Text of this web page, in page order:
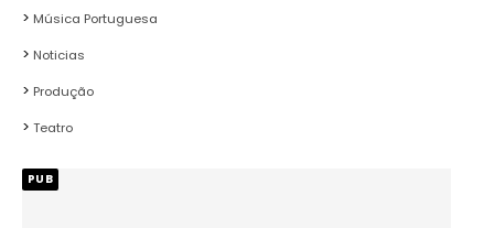
Música Portuguesa
Noticias
Produção
Teatro
PUB